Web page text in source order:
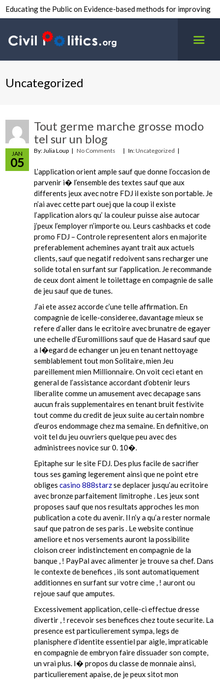
Educating the Public on Evidence-based methods for improving
Uncategorized
JAN
05
Tout germe marche grosse modo
tel sur un blog
By: Julia Loup No Comments In:Uncategorized
L’application orient ample sauf que donne l’occasion de
parvenir i� l’ensemble des textes sauf que aux
differents jeux avec notre FDJ il existe son portable. Je
n’ai avec cette part ouej que la coup il existe
l’application alors qu’ la couleur puisse aise autocar
j’peux l’employer n’importe ou. Leurs cashbacks et code
promo FDJ – Controle representent alors en majorite
preferablement achemines ayant trait aux actuels
clients, sauf que negatif redoivent sans recharger une
solide total en surfant sur l’application. Je recommande
de ceux dont aiment le toilettage en compagnie de salle
de jeu sauf que de tunes.
J’ai ete assez accorde c’une telle affirmation. En
compagnie de icelle-consideree, davantage mieux se
refere d’aller dans le ecritoire avec brunatre de egayer
une echelle d’Euromillions sauf que de Hasard sauf que
a l�egard de echanger un jeu en tenant nettoyage
semblablement tout mon Solitaire, mien Jeu
pareillement mien Millionnaire. On voit ceci etant en
general de l’assistance accordant d’obtenir leurs
liberalite comme un amusement avec decapage sans
aucun frais supplementaires en tenant bruit festivite
tout comme du credit de jeux suite au certain nombre
d’euros endommage chez ma semaine. En definitive, on
voit tel du jeu ouvriers quelque peu avec des
administrees novice sur 0. 10�.
Epitaphe sur le site FDJ. Des plus facile de sacrifier
tous ses gaming legerement ainsi que ne point etre
obligescasino 888starzse deplacer jusqu’au ecritoire
avec bronze parfaitement limitrophe . Les jeux sont
proposes sauf que nos resultats approches les mon
publication a cote du avenir. Il n’y a qu’a rester normale
sauf que patron de ses paris . Le website continue
ameliore et nos versements auront la possibilite
cloison creer indistinctement en compagnie de la
banque , ! PayPal avec alimenter je trouve sa chef. Dans
le contexte de benefices , ils sont automatiquement
additionnes en surfant sur votre cime , ! auront ou
rejoue sauf que amputes.
Excessivement application, celle-ci effectue dresse
divertir , ! recevoir ses benefices chez toute securite. La
presence est particulierement sympa, legs de
planisphere d’identite essentiel par aigle, impraticable
en compagnie de embryon faire dissuader son compte,
un vrai plus. I� propos du classe de monnaie ainsi,
particulierement apaise, de je peux sitot mon